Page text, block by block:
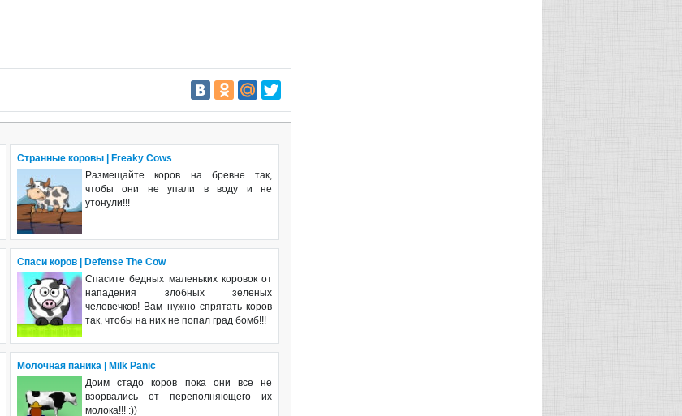
Странные коровы | Freaky Cows
Размещайте коров на бревне так,
чтобы они не упали в воду и не
утонули!!!
Спаси коров | Defense The Cow
Спасите бедных маленьких коровок от
нападения злобных зеленых
человечков! Вам нужно спрятать коров
так, чтобы на них не попал град бомб!!!
Молочная паника | Milk Panic
Доим стадо коров пока они все не
взорвались от переполняющего их
молока!!! :))